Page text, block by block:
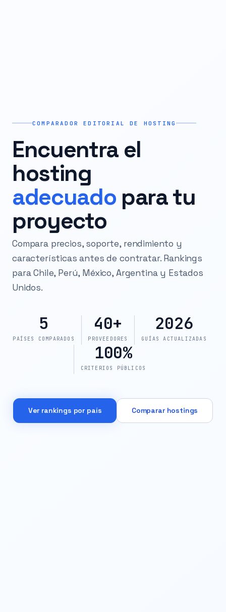
COMPARADOR EDITORIAL DE HOSTING
Encuentra el
hosting
adecuado para tu
proyecto
Compara precios, soporte, rendimiento y
características antes de contratar. Rankings
para Chile, Perú, México, Argentina y Estados
Unidos.
5
PAÍSES COMPARADOS
40+
PROVEEDORES
2026
GUÍAS ACTUALIZADAS
100%
CRITERIOS PÚBLICOS
Ver rankings por país Comparar hostings